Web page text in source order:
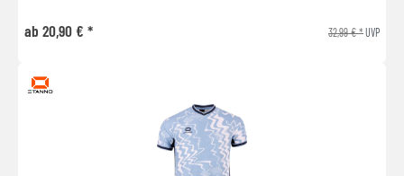
ab 20,90 € * 32,99 € *UVP